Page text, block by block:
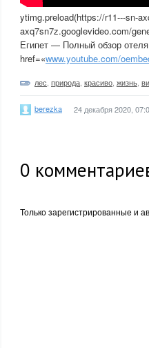
ytimg.preload(https://r11---sn-
axq7sn7z.googlevideo.com/
Египет — Полный обзор
href=«www.youtube.com/
лес природа красиво жизнь
berezka 24 декабря 2020,
0
Только зарегистрированные и